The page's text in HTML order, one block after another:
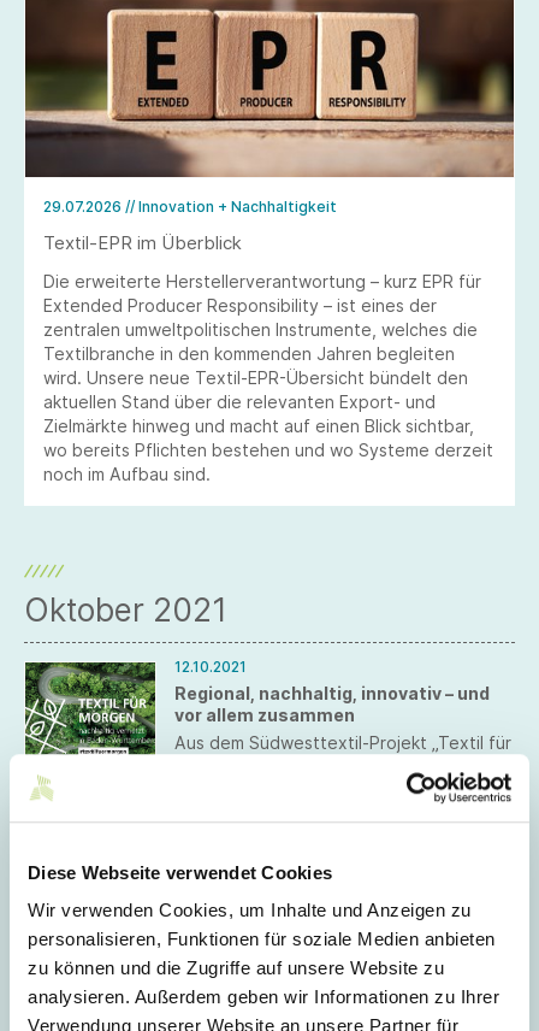
Diese Webseite verwendet Cookies
Wir verwenden Cookies, um Inhalte und Anzeigen zu
personalisieren, Funktionen für soziale Medien anbieten
zu können und die Zugriffe auf unsere Website zu
analysieren. Außerdem geben wir Informationen zu Ihrer
Verwendung unserer Website an unsere Partner für
29.07.2026 // Innovation + Nachhaltigkeit
Textil-EPR im Überblick
Die erweiterte Herstellerverantwortung – kurz EPR für
Extended Producer Responsibility – ist eines der
zentralen umweltpolitischen Instrumente, welches die
Textilbranche in den kommenden Jahren begleiten
wird. Unsere neue Textil-EPR-Übersicht bündelt den
aktuellen Stand über die relevanten Export- und
Zielmärkte hinweg und macht auf einen Blick sichtbar,
wo bereits Pflichten bestehen und wo Systeme derzeit
noch im Aufbau sind.
Oktober 2021
12.10.2021
Regional, nachhaltig, innovativ – und
vor allem zusammen
Aus dem Südwesttextil-Projekt „Textil für
Gebr. Otto und Sustainable Thinking
berichtet.
Textilien sind das Material der Zukunft
September 2021 fand die Forums- und
Matchmaking-Veranstaltung im Pop-up
House of Switzerland in Stuttgart statt.
11.10.2021